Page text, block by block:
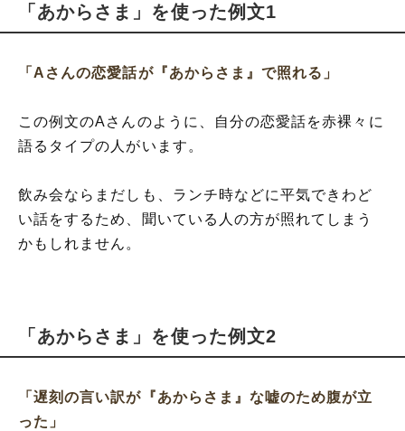
「あからさま」を使った例文1
「Aさんの恋愛話が『あからさま』で照れる」
この例文のAさんのように、自分の恋愛話を赤裸々に
語るタイプの人がいます。
飲み会ならまだしも、ランチ時などに平気できわど
い話をするため、聞いている人の方が照れてしまう
かもしれません。
「あからさま」を使った例文2
「遅刻の言い訳が『あからさま』な嘘のため腹が立
った」